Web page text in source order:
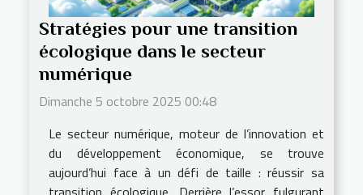
Stratégies pour une transition
écologique dans le secteur
numérique
Dimanche 5 octobre 2025 00:48
Le secteur numérique, moteur de l’innovation et
du développement économique, se trouve
aujourd’hui face à un défi de taille : réussir sa